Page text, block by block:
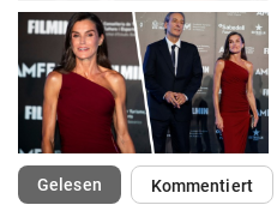
Gelesen(ausgewählt)Kommentiert